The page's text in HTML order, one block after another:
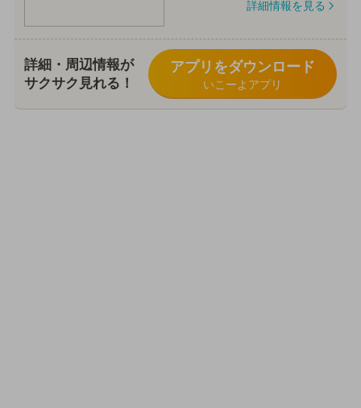
詳細情報を見る
詳細・周辺情報が
サクサク見れる！
アプリをダウンロード
いこーよアプリ